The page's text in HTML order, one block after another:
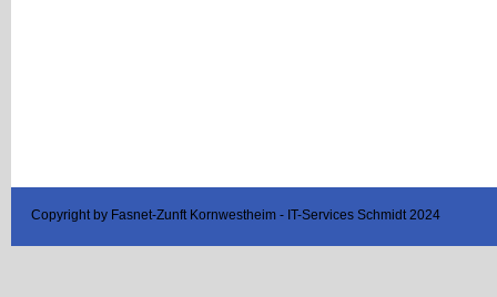
Copyright by Fasnet-Zunft Kornwestheim - IT-Services Schmidt 2024